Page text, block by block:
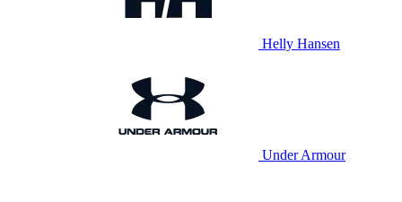
Helly Hansen
Under Armour